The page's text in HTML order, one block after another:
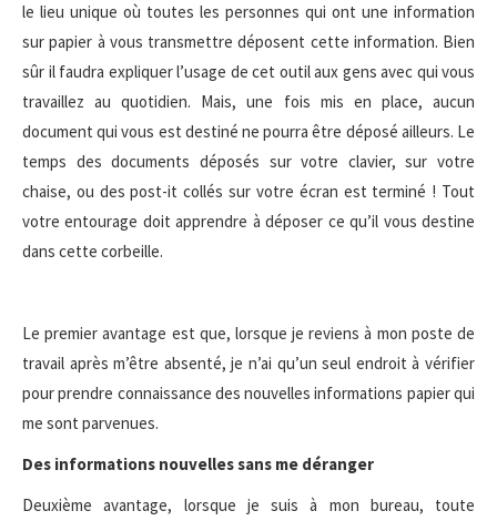
le lieu unique où toutes les personnes qui ont une information
sur papier à vous transmettre déposent cette information. Bien
sûr il faudra expliquer l’usage de cet outil aux gens avec qui vous
travaillez au quotidien. Mais, une fois mis en place, aucun
document qui vous est destiné ne pourra être déposé ailleurs. Le
temps des documents déposés sur votre clavier, sur votre
chaise, ou des post-it collés sur votre écran est terminé ! Tout
votre entourage doit apprendre à déposer ce qu’il vous destine
dans cette corbeille.
Le premier avantage est que, lorsque je reviens à mon poste de
travail après m’être absenté, je n’ai qu’un seul endroit à vérifier
pour prendre connaissance des nouvelles informations papier qui
me sont parvenues.
Des informations nouvelles sans me déranger
Deuxième avantage, lorsque je suis à mon bureau, toute